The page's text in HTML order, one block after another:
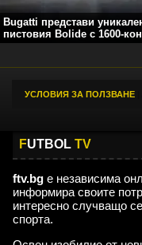
Bugatti представи
пистовия Bolide с 1600-
УСЛОВИЯ ЗА ПОЛЗВАНЕ
FUTBOL TV
ftv.bg е независима
информира своите
интересно случващо
спорта.